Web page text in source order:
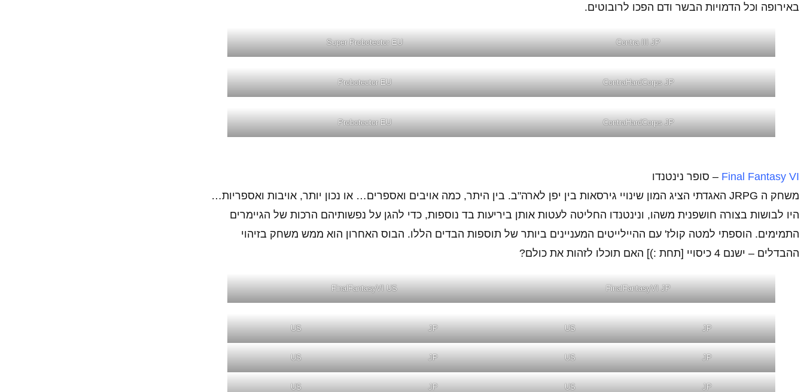
באירופה וכל הדמויות הבשר ודם הפכו לרובוטים.
Contra III JP
Super Probotector EU
ContraHardCorps JP
Probotector EU
ContraHardCorps JP
Probotector EU
Final Fantasy VI – סופר נינטנדו
משחק ה JRPG האגדתי הציג המון שינויי גירסאות בין יפן לארה"ב. בין היתר, כמה אויבים ואספרים… או נכון יותר, אויבות ואספריות…
היו לבושות בצורה חושפנית משהו, ונינטנדו החליטה לעטות אותן ביריעות בד נוספות, כדי להגן על נפשותיהם הרכות של הגיימרים
התמימים. הוספתי למטה קולז' עם ההיילייטים המעניינים ביותר של תוספות הבדים הללו. הבוס האחרון הוא ממש משחק בזיהוי
ההבדלים – ישנם 4 כיסויי [תחת :)] האם תוכלו לזהות את כולם?
FinalFantasyVI JP
FinalFantasyVI US
JP
US
JP
US
JP
US
JP
US
JP
US
JP
US